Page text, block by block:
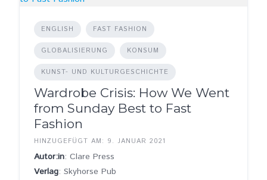
ENGLISH FAST FASHION
GLOBALISIERUNG KONSUM
KUNST- UND KULTURGESCHICHTE
Wardrobe Crisis: How We Went
from Sunday Best to Fast
Fashion
HINZUGEFÜGT AM: 9. JANUAR 2021
Autor:in: Clare Press
Verlag: Skyhorse Pub